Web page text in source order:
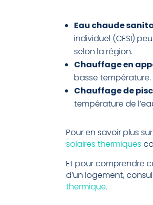
Eau chaude
individuel (CESI)
selon la région.
Chauffage en
basse température.
Chauffage de
température de
Pour en savoir plus
solaires thermiques
Et pour comprendre
d’un logement,
thermique.